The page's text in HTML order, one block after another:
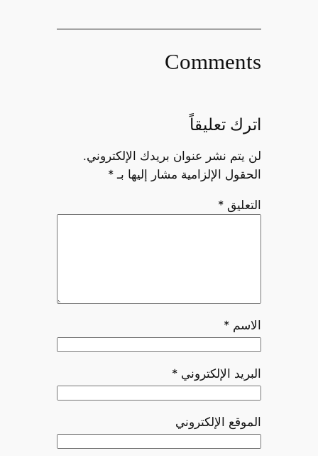
Comments
اترك تعليقاً
لن يتم نشر عنوان بريدك الإلكتروني.
الحقول الإلزامية مشار إليها بـ *
التعليق *
الاسم *
البريد الإلكتروني *
الموقع الإلكتروني